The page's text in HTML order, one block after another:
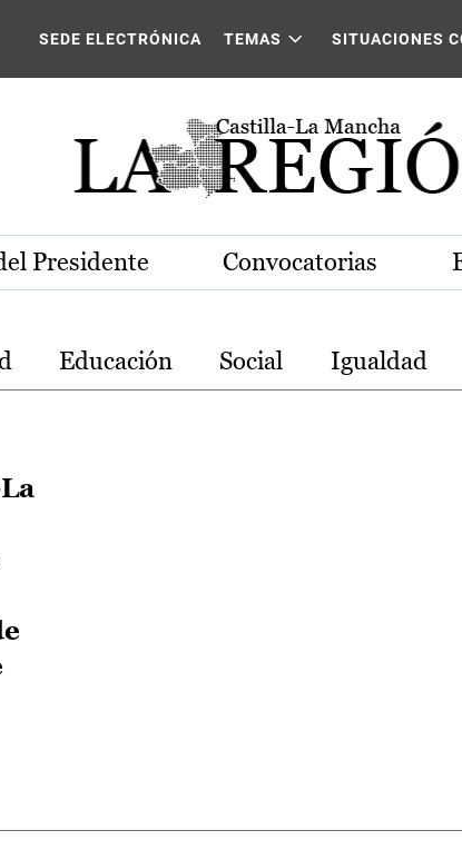
La Mancha
SEDE ELECTRÓNICA TEMAS SITUACIONES
Presidente Convocatorias
Educación Social Igualdad